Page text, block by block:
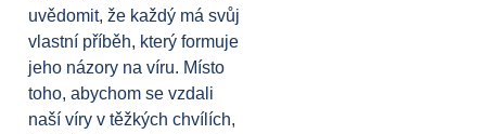
uvědomit, že každý má svůj
vlastní příběh, který formuje
jeho názory na víru. Místo
toho, abychom se vzdali
naší víry v těžkých chvílích,